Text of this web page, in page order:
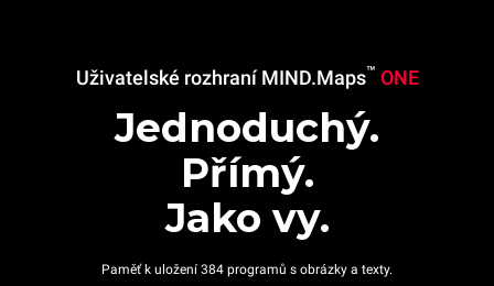
Uživatelské rozhraní MIND.Maps™ ONE
Jednoduchý.
Přímý.
Jako vy.
Paměť k uložení 384 programů s obrázky a texty.